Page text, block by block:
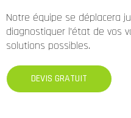
Notre équipe se déplacera
diagnostiquer l’état de vos
solutions possibles.
DEVIS GRATUIT